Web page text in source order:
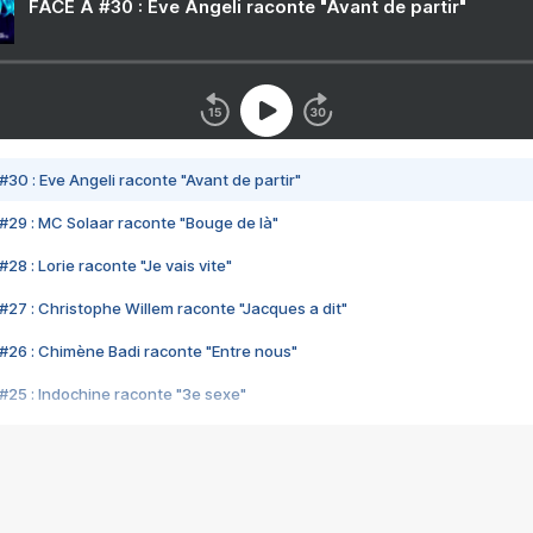
FACE A #30 : Eve Angeli raconte "Avant de partir"
#30 : Eve Angeli raconte "Avant de partir"
#29 : MC Solaar raconte "Bouge de là"
#28 : Lorie raconte "Je vais vite"
#27 : Christophe Willem raconte "Jacques a dit"
#26 : Chimène Badi raconte "Entre nous"
#25 : Indochine raconte "3e sexe"